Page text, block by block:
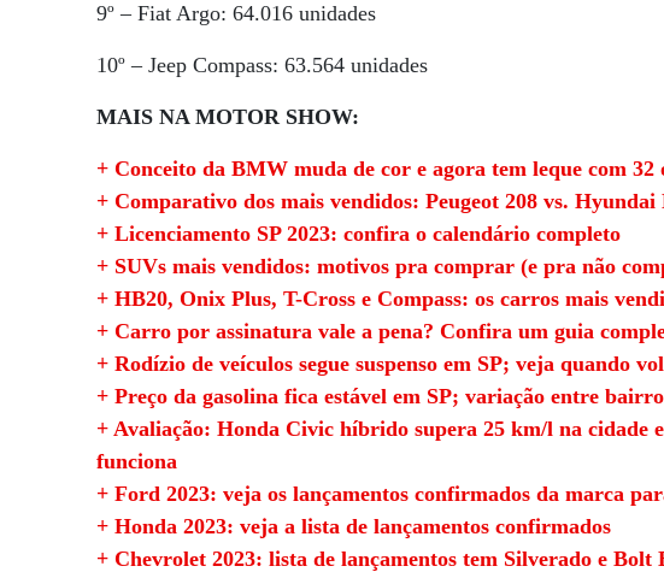
9º – Fiat Argo: 64.016 unidades
10º – Jeep Compass: 63.564 unidades
MAIS NA MOTOR SHOW:
+ Conceito da BMW muda de cor e agora tem leque com 32
+ Comparativo dos mais vendidos: Peugeot 208 vs. Hyundai
+ Licenciamento SP 2023: confira o calendário completo
+ SUVs mais vendidos: motivos pra comprar (e pra não
+ HB20, Onix Plus, T-Cross e Compass: os carros mais
+ Carro por assinatura vale a pena? Confira um guia
+ Rodízio de veículos segue suspenso em SP; veja quando
+ Preço da gasolina fica estável em SP; variação entre
+ Avaliação: Honda Civic híbrido supera 25 km/l na cidade
funciona
+ Ford 2023: veja os lançamentos confirmados da marca
+ Honda 2023: veja a lista de lançamentos confirmados
+ Chevrolet 2023: lista de lançamentos tem Silverado e Bolt